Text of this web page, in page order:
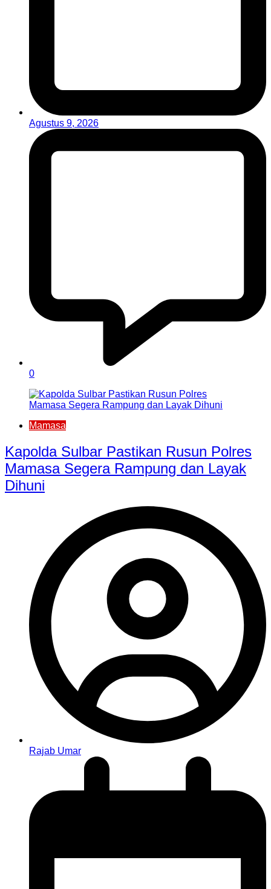
Agustus 9, 2026
0
Mamasa
Kapolda Sulbar Pastikan Rusun Polres
Mamasa Segera Rampung dan Layak
Dihuni
Rajab Umar